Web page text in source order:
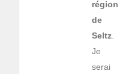
région
de
Seltz
Je
serai